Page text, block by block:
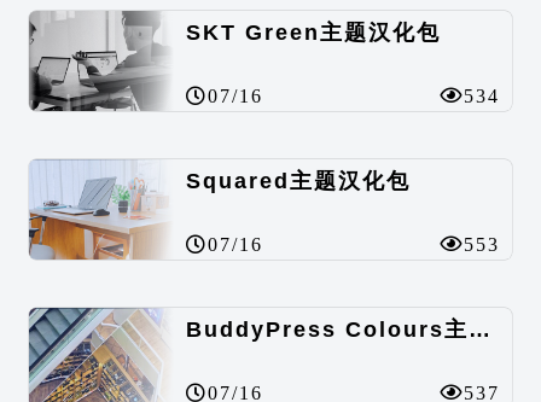
SKT Green主题汉化包
07/16 534
Squared主题汉化包
07/16 553
BuddyPress Colours主题汉化包
07/16 537